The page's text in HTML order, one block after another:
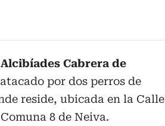
Cabrera de
por dos perros de
reside, ubicada en la Calle
8 de Neiva.